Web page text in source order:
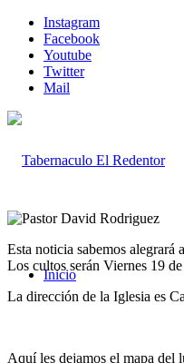
Instagram
Facebook
Youtube
Twitter
Mail
Inicio
Esta noticia sabemos
Los cultos serán Viernes 19
La dirección de la Iglesia es
Aquí les dejamos el mapa del